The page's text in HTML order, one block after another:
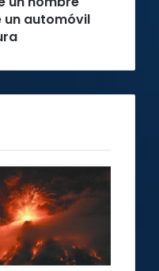
un automóvil